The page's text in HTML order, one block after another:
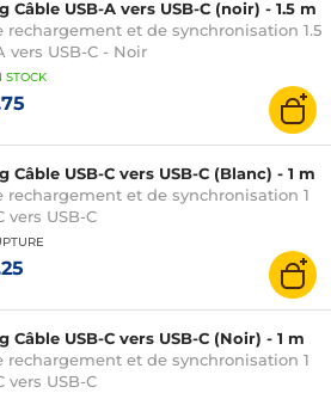
Câble USB-A vers USB-C (noir) - 1.5 m
rechargement et de synchronisation 1.5
vers USB-C - Noir
STOCK
Câble USB-C vers USB-C (Blanc) - 1 m
rechargement et de synchronisation 1
vers USB-C
Câble USB-C vers USB-C (Noir) - 1 m
rechargement et de synchronisation 1
vers USB-C